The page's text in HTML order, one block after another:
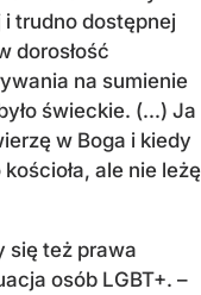
i trudno dostępnej
dorosłość
na sumienie
świeckie. (...) Ja
w Boga i kiedy
ale nie leżę
się też prawa
osób LGBT+. –